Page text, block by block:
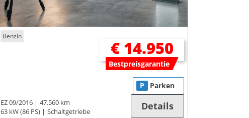
Benzin
€ 14.950
Bestpreisgarantie
EZ 09/2016
47.560 km
63 kW (86 PS)
Schaltgetriebe
P Parken
Details